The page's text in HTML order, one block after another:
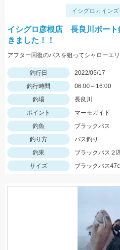
イシグロカイン
イシグロ彦根店 長良川ボート
きました！！
釣行日
2022/05/17
釣行時間
06:00～16:00
釣場
長良川
ポイント
マーモガイド
釣魚
ブラックバス
釣り方
バス釣り
釣果
ブラックバス２
サイズ
ブラックバス